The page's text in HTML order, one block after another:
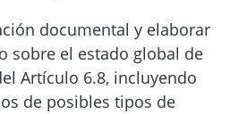
documental y elaborar
sobre el estado global de
Artículo 6.8, incluyendo
de posibles tipos de